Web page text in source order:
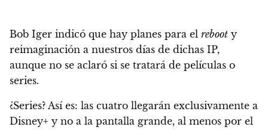
Bob Iger indicó que hay planes para el reboot y
reimaginación a nuestros días de dichas IP,
aunque no se aclaró si se tratará de películas o
series.
¿Series? Así es: las cuatro llegarán exclusivamente a
Disney+ y no a la pantalla grande, al menos por el